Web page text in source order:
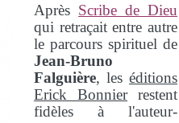
Après Scribe de Dieu
qui retraçait entre autre
le parcours spirituel de
Jean-Bruno
Falguière, les éditions
Erick Bonnierrestent
fidèles à l'auteur-